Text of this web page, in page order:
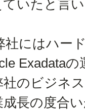
いたと言い
にはハー
Exadata
のビジネ
成長の度合